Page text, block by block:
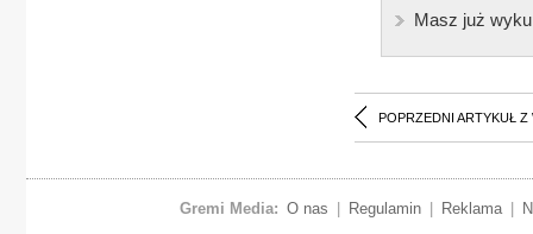
Masz już
POPRZEDNI ARTYKUŁ Z
Gremi Media: O nas Regulamin Reklama